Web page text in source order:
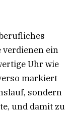
verdienen ein
Uhr wie
markiert
sondern
und damit zu